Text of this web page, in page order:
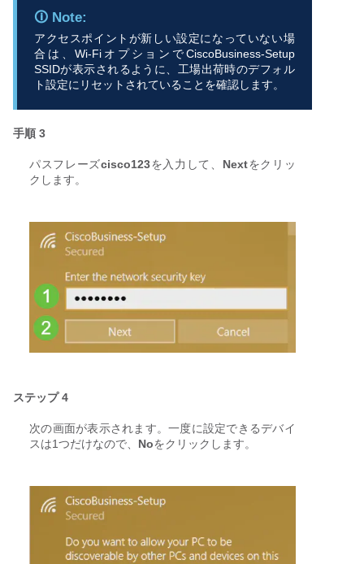
アクセスポイントが新しい設定になっていない場
合は、Wi-FiオプションでCiscoBusiness-Setup
SSIDが表示されるように、工場出荷時のデフォル
ト設定にリセットされていることを確認します。
手順 3
パスフレーズcisco123を入力して、 Nextをクリッ
クします。
ステップ 4
次の画面が表示されます。一度に設定できるデバイ
スは1つだけなので、 Noをクリックします。